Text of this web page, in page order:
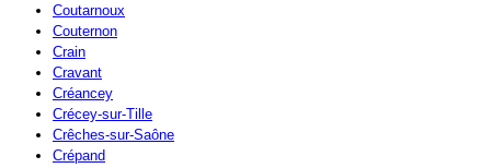
Coutarnoux
Couternon
Crain
Cravant
Créancey
Crécey-sur-Tille
Crêches-sur-Saône
Crépand